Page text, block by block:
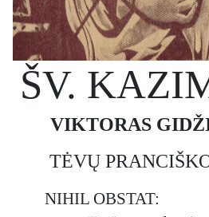
ŠV.
VIKTORAS
TĖVŲ
NIHIL OBSTAT: